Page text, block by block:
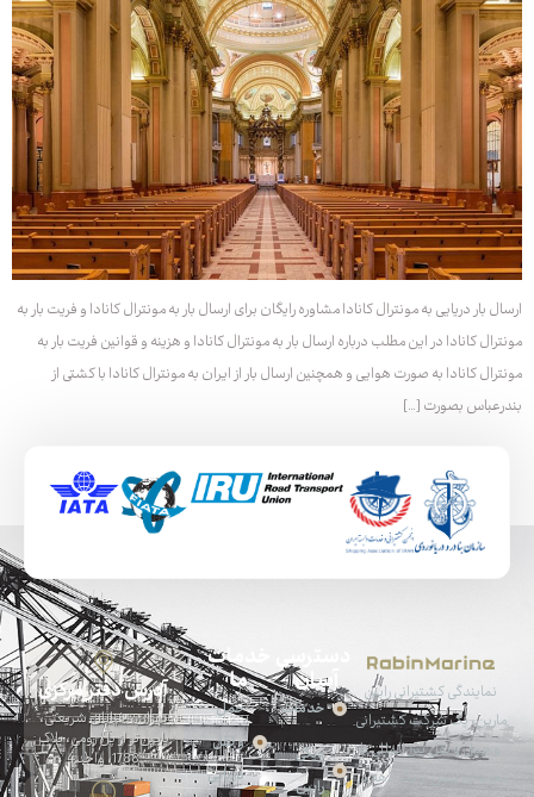
ارسال بار دریایی به مونترال کانادا مشاوره رایگان برای ارسال بار به مونترال کانادا و فریت بار به
مونترال کانادا در این مطلب درباره ارسال بار به مونترال کانادا و هزینه و قوانین فریت بار به
مونترال کانادا به صورت هوایی و همچنین ارسال بار از ایران به مونترال کانادا با کشتی از
بندرعباس بصورت […]
نمایندگی کشتیرانی رابین
مارین، یک شرکت کشتیرانی
و حمل و نقل بین‌المللی با
تجربه‌ای بیش از یک دهه در
دسترسی
آسان
خدمات
ویکی
رابین
خدمات
ما
حمل
و نقل
دریایی
آدرس دفتر مرکزی
تهران، خیابان شریعتی،
پایین‌تر از پل رومی، پلاک
1788، واحد 4